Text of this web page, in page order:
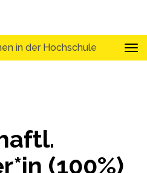
in der Hochschule
(100%)